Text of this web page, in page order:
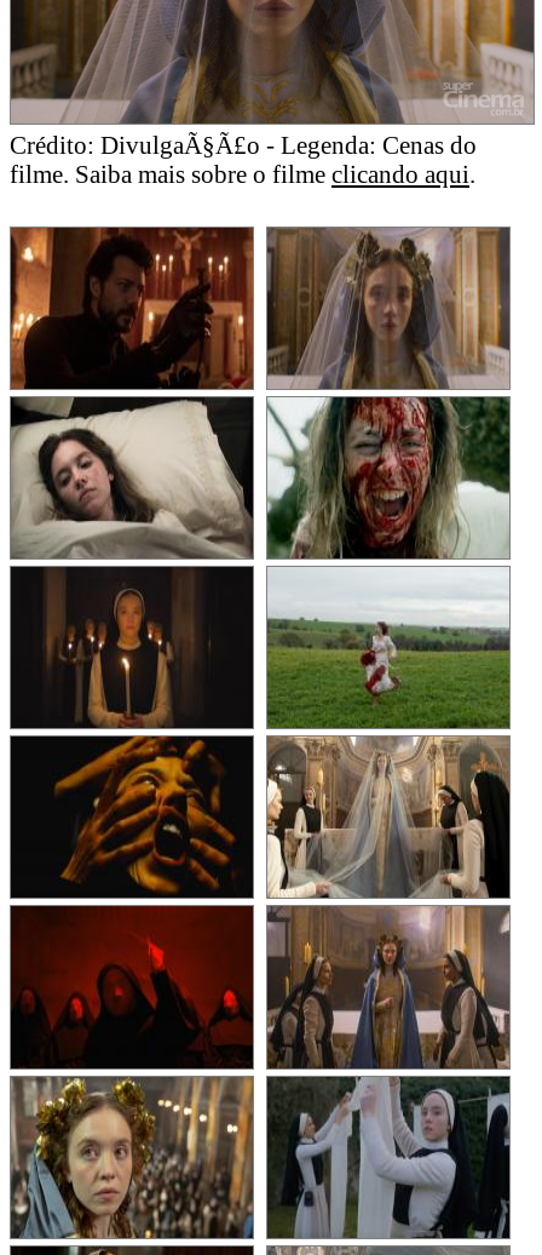
Crédito: DivulgaÃ§Ã£o - Legenda: Cenas do
filme. Saiba mais sobre o filme clicando aqui.